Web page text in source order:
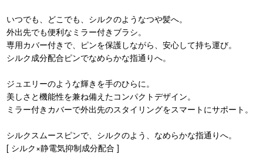
いつでも、どこでも、シルクのようなつや髪へ。
外出先でも便利なミラー付きブラシ。
専用カバー付きで、ピンを保護しながら、安心して持ち運び。
シルク成分配合ピンでなめらかな指通りへ。
ジュエリーのような輝きを手のひらに。
美しさと機能性を兼ね備えたコンパクトデザイン。
ミラー付きカバーで外出先のスタイリングをスマートにサポート。
シルクスムースピンで、シルクのよう、なめらかな指通りへ。
[ シルク×静電気抑制成分配合 ]